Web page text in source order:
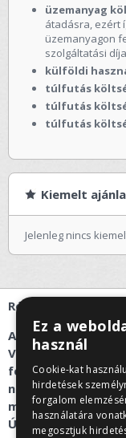
üzemanyag
átadásra, ezért
üzemanyagon
szolgáltatási
külföldi
túlfutás
túlfutás
túlfutás
Kiemelt
Jelenleg nincs
Rólunk
Az autóbérlés és
Vármegye
feltételekkel
nél. Alsó-, közép-,
mikrobusz
Újbudán és
Ez a
használ
Cookie-kat
hirdetések
forgalom
használatára
megosztjuk